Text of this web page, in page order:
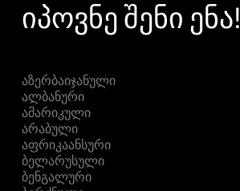
იპოვნე შენი ენა!
აზერბაიჯანული
ალბანური
ამარიკული
არაბული
აფრიკაანსური
ბელარუსული
ბენგალური